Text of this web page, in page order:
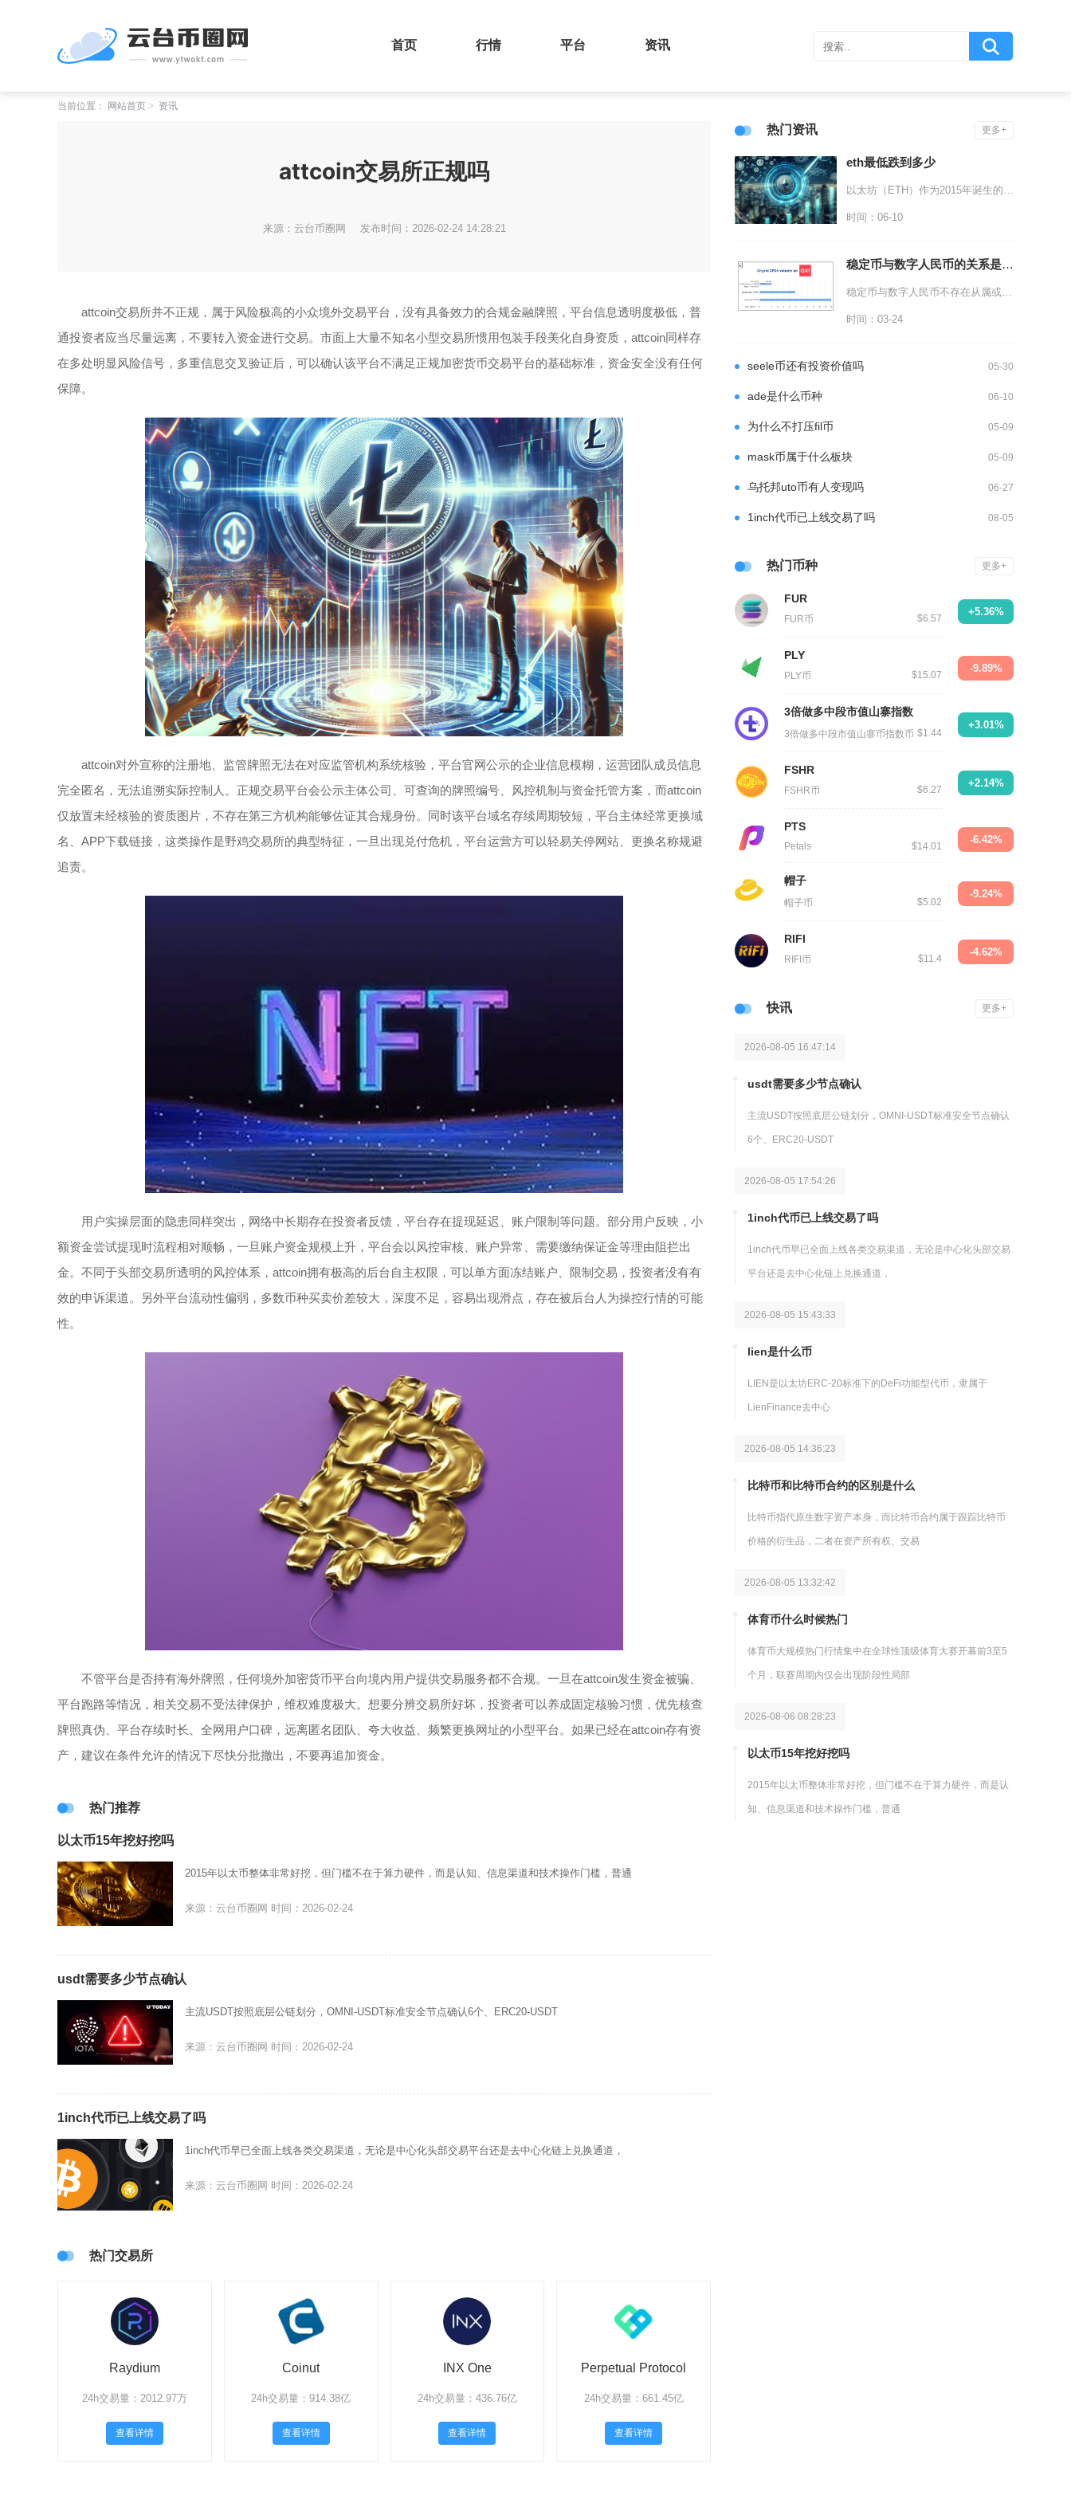
首页 行情 平台 资讯
当前位置： 网站首页 资讯
attcoin交易所正规吗
来源：云台币圈网 发布时间：2026-02-24 14:28:21
attcoin交易所并不正规，属于风险极高的小众境外交易平台，没有具备效力的合规金融牌照，平台信息透明度极低，普
通投资者应当尽量远离，不要转入资金进行交易。市面上大量不知名小型交易所惯用包装手段美化自身资质，attcoin同样存
在多处明显风险信号，多重信息交叉验证后，可以确认该平台不满足正规加密货币交易平台的基础标准，资金安全没有任何
保障。
attcoin对外宣称的注册地、监管牌照无法在对应监管机构系统核验，平台官网公示的企业信息模糊，运营团队成员信息
完全匿名，无法追溯实际控制人。正规交易平台会公示主体公司、可查询的牌照编号、风控机制与资金托管方案，而attcoin
仅放置未经核验的资质图片，不存在第三方机构能够佐证其合规身份。同时该平台域名存续周期较短，平台主体经常更换域
名、APP下载链接，这类操作是野鸡交易所的典型特征，一旦出现兑付危机，平台运营方可以轻易关停网站、更换名称规避
追责。
用户实操层面的隐患同样突出，网络中长期存在投资者反馈，平台存在提现延迟、账户限制等问题。部分用户反映，小
额资金尝试提现时流程相对顺畅，一旦账户资金规模上升，平台会以风控审核、账户异常、需要缴纳保证金等理由阻拦出
金。不同于头部交易所透明的风控体系，attcoin拥有极高的后台自主权限，可以单方面冻结账户、限制交易，投资者没有有
效的申诉渠道。另外平台流动性偏弱，多数币种买卖价差较大，深度不足，容易出现滑点，存在被后台人为操控行情的可能
性。
不管平台是否持有海外牌照，任何境外加密货币平台向境内用户提供交易服务都不合规。一旦在attcoin发生资金被骗、
平台跑路等情况，相关交易不受法律保护，维权难度极大。想要分辨交易所好坏，投资者可以养成固定核验习惯，优先核查
牌照真伪、平台存续时长、全网用户口碑，远离匿名团队、夸大收益、频繁更换网址的小型平台。如果已经在attcoin存有资
产，建议在条件允许的情况下尽快分批撤出，不要再追加资金。
热门推荐
以太币15年挖好挖吗
2015年以太币整体非常好挖，但门槛不在于算力硬件，而是认知、信息渠道和技术操作门槛，普通
来源：云台币圈网 时间：2026-02-24
usdt需要多少节点确认
主流USDT按照底层公链划分，OMNI-USDT标准安全节点确认6个、ERC20-USDT
来源：云台币圈网 时间：2026-02-24
1inch代币已上线交易了吗
1inch代币早已全面上线各类交易渠道，无论是中心化头部交易平台还是去中心化链上兑换通道，
来源：云台币圈网 时间：2026-02-24
热门交易所
Raydium
24h交易量：2012.97万
查看详情
Coinut
24h交易量：914.38亿
查看详情
INX One
24h交易量：436.76亿
查看详情
Perpetual Protocol
24h交易量：661.45亿
查看详情
热门资讯 更多+
eth最低跌到多少
以太坊（ETH）作为2015年诞生的主流公链代币，其历史最低价出现在项目早期。2015年7
时间：06-10
稳定币与数字人民币的关系是什么
稳定币与数字人民币不存在从属或替代关系，二者是两套完全独立、底层逻辑截然相反的数字价值载体
时间：03-24
seele币还有投资价值吗 05-30
ade是什么币种 06-10
为什么不打压fil币 05-09
mask币属于什么板块 05-09
乌托邦uto币有人变现吗 06-27
1inch代币已上线交易了吗 08-05
热门币种 更多+
FUR
FUR币 $6.57
+5.36%
PLY
PLY币 $15.07
-9.89%
3倍做多中段市值山寨指数
3倍做多中段市值山寨币指数币 $1.44
+3.01%
FSHR
FSHR币 $6.27
+2.14%
PTS
Petals $14.01
-6.42%
帽子
帽子币 $5.02
-9.24%
RIFI
RIFI币 $11.4
-4.62%
快讯 更多+
2026-08-05 16:47:14
usdt需要多少节点确认
主流USDT按照底层公链划分，OMNI-USDT标准安全节点确认
6个、ERC20-USDT
2026-08-05 17:54:26
1inch代币已上线交易了吗
1inch代币早已全面上线各类交易渠道，无论是中心化头部交易
平台还是去中心化链上兑换通道，
2026-08-05 15:43:33
lien是什么币
LIEN是以太坊ERC-20标准下的DeFi功能型代币，隶属于
LienFinance去中心
2026-08-05 14:36:23
比特币和比特币合约的区别是什么
比特币指代原生数字资产本身，而比特币合约属于跟踪比特币
价格的衍生品，二者在资产所有权、交易
2026-08-05 13:32:42
体育币什么时候热门
体育币大规模热门行情集中在全球性顶级体育大赛开幕前3至5
个月，联赛周期内仅会出现阶段性局部
2026-08-06 08:28:23
以太币15年挖好挖吗
2015年以太币整体非常好挖，但门槛不在于算力硬件，而是认
知、信息渠道和技术操作门槛，普通